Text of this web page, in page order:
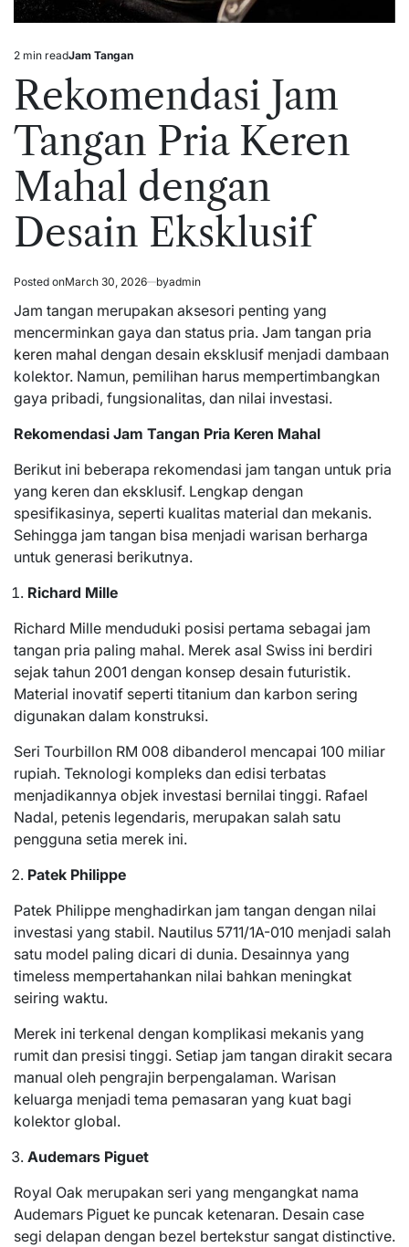
Estimated
read
time
2 min readPosted
in
Jam Tangan
Rekomendasi Jam
Tangan Pria Keren
Mahal dengan
Desain Eksklusif
Posted onMarch 30, 2026 byadmin
Jam tangan merupakan aksesori penting yang
mencerminkan gaya dan status pria. Jam tangan pria
keren mahal dengan desain eksklusif menjadi dambaan
kolektor. Namun, pemilihan harus mempertimbangkan
gaya pribadi, fungsionalitas, dan nilai investasi.
Rekomendasi Jam Tangan Pria Keren Mahal
Berikut ini beberapa rekomendasi jam tangan untuk pria
yang keren dan eksklusif. Lengkap dengan
spesifikasinya, seperti kualitas material dan mekanis.
Sehingga jam tangan bisa menjadi warisan berharga
untuk generasi berikutnya.
Richard Mille
Richard Mille menduduki posisi pertama sebagai jam
tangan pria paling mahal. Merek asal Swiss ini berdiri
sejak tahun 2001 dengan konsep desain futuristik.
Material inovatif seperti titanium dan karbon sering
digunakan dalam konstruksi.
Seri Tourbillon RM 008 dibanderol mencapai 100 miliar
rupiah. Teknologi kompleks dan edisi terbatas
menjadikannya objek investasi bernilai tinggi. Rafael
Nadal, petenis legendaris, merupakan salah satu
pengguna setia merek ini.
Patek Philippe
Patek Philippe menghadirkan jam tangan dengan nilai
investasi yang stabil. Nautilus 5711/1A-010 menjadi salah
satu model paling dicari di dunia. Desainnya yang
timeless mempertahankan nilai bahkan meningkat
seiring waktu.
Merek ini terkenal dengan komplikasi mekanis yang
rumit dan presisi tinggi. Setiap jam tangan dirakit secara
manual oleh pengrajin berpengalaman. Warisan
keluarga menjadi tema pemasaran yang kuat bagi
kolektor global.
Audemars Piguet
Royal Oak merupakan seri yang mengangkat nama
Audemars Piguet ke puncak ketenaran. Desain case
segi delapan dengan bezel bertekstur sangat distinctive.